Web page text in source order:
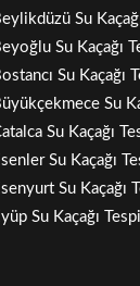
Su
Su Kaçağı
Su Kaçağı
Su
Su Kaçağı
Su Kaçağı
Su Kaçağı
Su Kaçağı